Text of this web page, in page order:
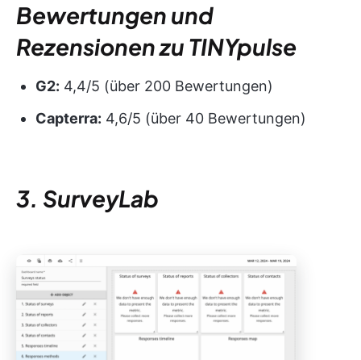
Bewertungen und
Rezensionen zu TINYpulse
G2: 4,4/5 (über 200 Bewertungen)
Capterra: 4,6/5 (über 40 Bewertungen)
3. SurveyLab